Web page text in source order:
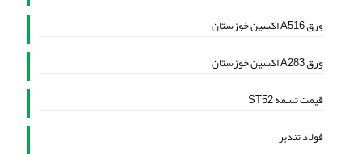
ورق A516 اکسین خوزستان
ورق A283 اکسین خوزستان
قیمت تسمه ST52
فولاد تندبر